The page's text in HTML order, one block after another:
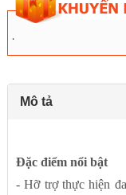
.
Mô tả
Đặc điểm nổi bật
- Hỡ trợ thực hiện